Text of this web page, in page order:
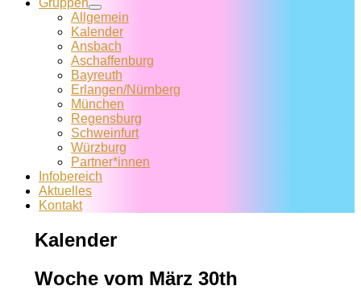
Gruppen
Allgemein
Kalender
Ansbach
Aschaffenburg
Bayreuth
Erlangen/Nürnberg
München
Regensburg
Schweinfurt
Würzburg
Partner*innen
Infobereich
Aktuelles
Kontakt
Kalender
Woche vom März 30th